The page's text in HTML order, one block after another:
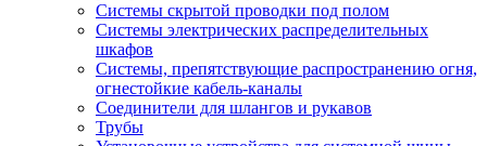
Системы скрытой проводки под полом
Системы электрических распределительных
шкафов
Системы, препятствующие распространению огня,
огнестойкие кабель-каналы
Соединители для шлангов и рукавов
Трубы